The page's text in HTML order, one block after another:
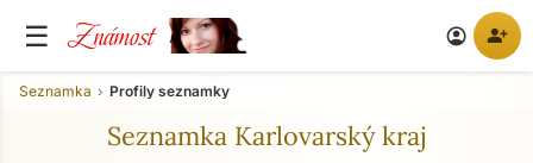
☰ Známost account_circle person_add
Seznamka Profily seznamky
Seznamka Karlovarský kraj